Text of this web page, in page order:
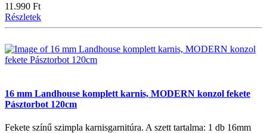
11.990 Ft
Részletek
16 mm Landhouse komplett karnis, MODERN konzol fekete
Pásztorbot 120cm
Fekete színű szimpla karnisgarnitúra. A szett tartalma: 1 db 16mm